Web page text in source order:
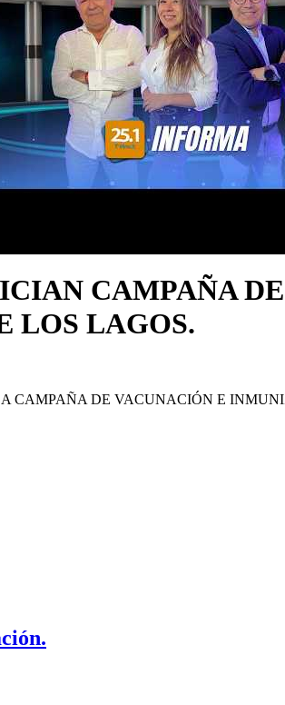
CAMPAÑA
LOS LAGOS.
CAMPAÑA DE VACUNACIÓN E